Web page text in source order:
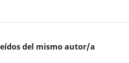
del mismo autor/a